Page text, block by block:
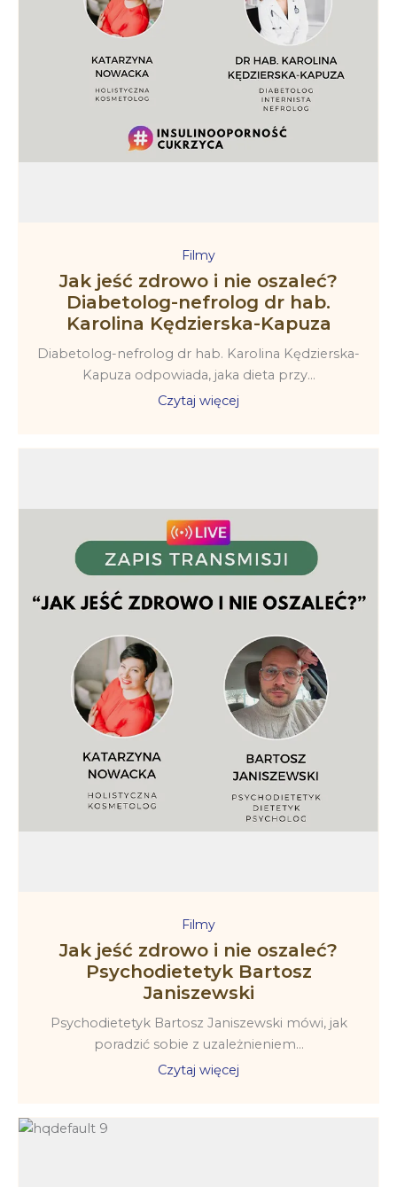
Filmy
Jak jeść zdrowo i nie oszaleć?
Diabetolog-nefrolog dr hab.
Karolina Kędzierska-Kapuza
Diabetolog-nefrolog dr hab. Karolina Kędzierska-
Kapuza odpowiada, jaka dieta przy...
Czytaj więcej
Filmy
Jak jeść zdrowo i nie oszaleć?
Psychodietetyk Bartosz
Janiszewski
Psychodietetyk Bartosz Janiszewski mówi, jak
poradzić sobie z uzależnieniem...
Czytaj więcej